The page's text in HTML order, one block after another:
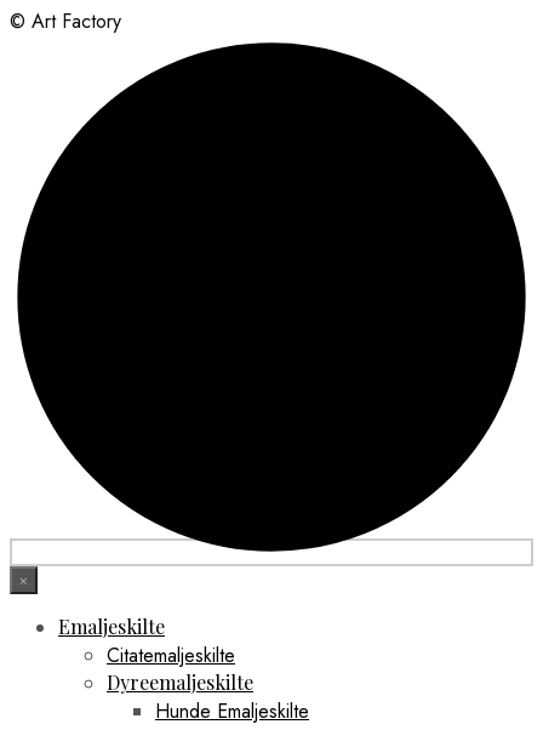
© Art Factory
×
Emaljeskilte
Citatemaljeskilte
Dyreemaljeskilte
Hunde Emaljeskilte